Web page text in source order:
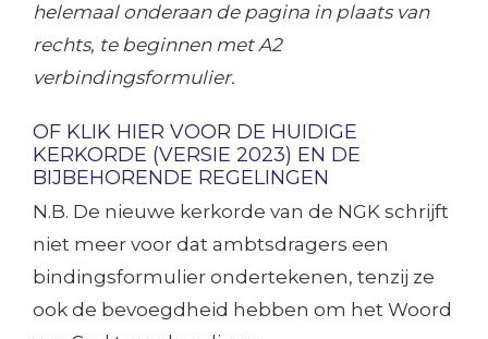
helemaal onderaan de pagina in plaats van
rechts, te beginnen met A2
verbindingsformulier.
OF KLIK HIER VOOR DE HUIDIGE
KERKORDE (VERSIE 2023) EN DE
BIJBEHORENDE REGELINGEN
N.B. De nieuwe kerkorde van de NGK schrijft
niet meer voor dat ambtsdragers een
bindingsformulier ondertekenen, tenzij ze
ook de bevoegdheid hebben om het Woord